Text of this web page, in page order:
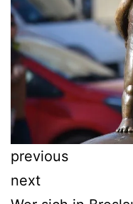
previous
next